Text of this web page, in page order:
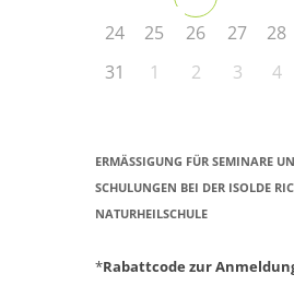
24
25 26 27 28
31
1 2 3 4
ERMÄSSIGUNG FÜR SEMINARE
CHULUNGEN BEI DER ISOLDE
ATURHEILSCHULE
*Rabattcode zur